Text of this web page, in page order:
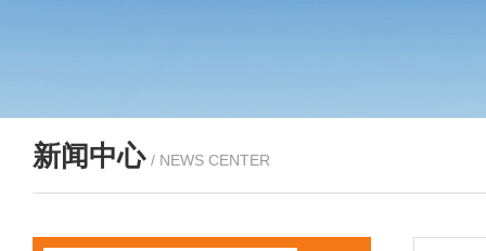
新闻中心 / NEWS CENTER